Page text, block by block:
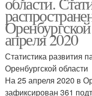
апреля 2020
Статистика развития
Оренбургской области
На 25 апреля 2020 в
зафиксирован 361